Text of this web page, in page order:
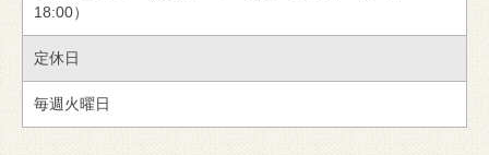
18:00）
定休日
毎週火曜日